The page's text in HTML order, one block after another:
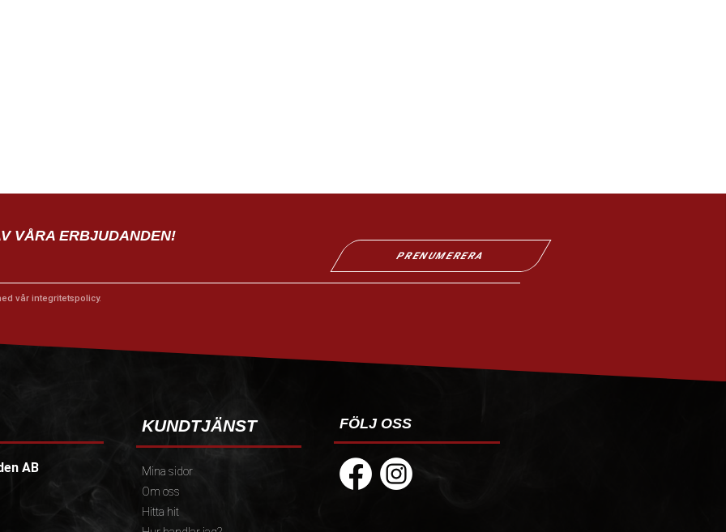
VÅRA ERBJUDANDEN!
PRENUMERERA
vår integritetspolicy.
AB
KUNDTJÄNST
Mina sidor
Om oss
Hitta hit
FÖLJ OSS